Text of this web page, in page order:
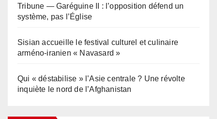
Tribune — Garéguine II : l’opposition défend un
système, pas l’Église
Sisian accueille le festival culturel et culinaire
arméno-iranien « Navasard »
Qui « déstabilise » l’Asie centrale ? Une révolte
inquiète le nord de l’Afghanistan